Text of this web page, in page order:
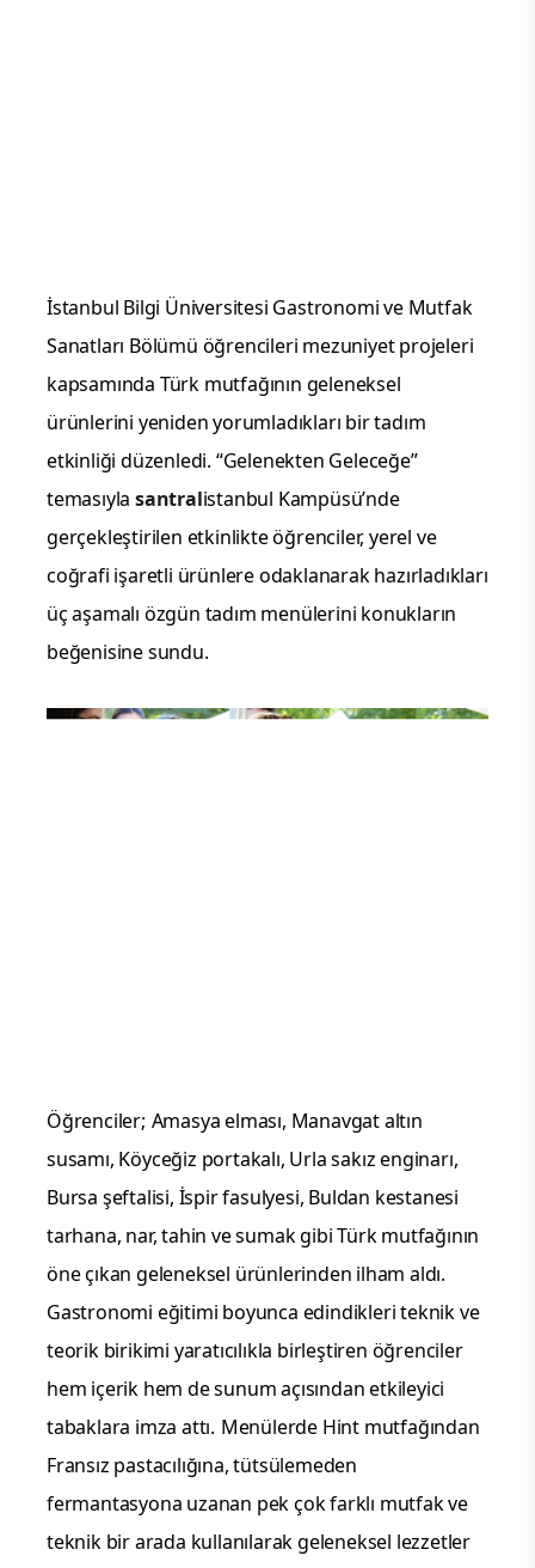
İstanbul Bilgi Üniversitesi Gastronomi ve Mutfak
Sanatları Bölümü öğrencileri mezuniyet projeleri
kapsamında Türk mutfağının geleneksel
ürünlerini yeniden yorumladıkları bir tadım
etkinliği düzenledi. “Gelenekten Geleceğe”
temasıyla santralistanbul Kampüsü’nde
gerçekleştirilen etkinlikte öğrenciler, yerel ve
coğrafi işaretli ürünlere odaklanarak hazırladıkları
üç aşamalı özgün tadım menülerini konukların
beğenisine sundu.
Öğrenciler; Amasya elması, Manavgat altın
susamı, Köyceğiz portakalı, Urla sakız enginarı,
Bursa şeftalisi, İspir fasulyesi, Buldan kestanesi
tarhana, nar, tahin ve sumak gibi Türk mutfağının
öne çıkan geleneksel ürünlerinden ilham aldı.
Gastronomi eğitimi boyunca edindikleri teknik ve
teorik birikimi yaratıcılıkla birleştiren öğrenciler
hem içerik hem de sunum açısından etkileyici
tabaklara imza attı. Menülerde Hint mutfağından
Fransız pastacılığına, tütsülemeden
fermantasyona uzanan pek çok farklı mutfak ve
teknik bir arada kullanılarak geleneksel lezzetler